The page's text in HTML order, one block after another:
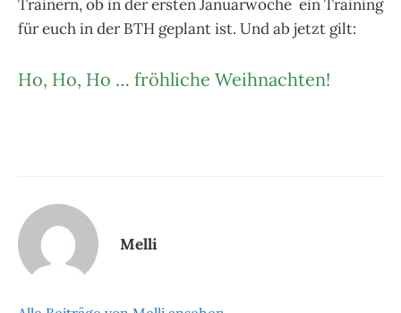
Trainern, ob in der ersten Januarwoche ein Training
für euch in der BTH geplant ist. Und ab jetzt gilt:
Ho, Ho, Ho … fröhliche Weihnachten!
Melli